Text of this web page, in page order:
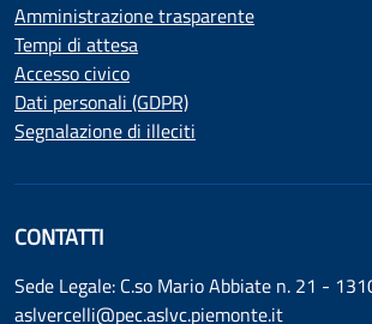
Amministrazione trasparente
Tempi di attesa
Accesso civico
Dati personali (GDPR)
Segnalazione di illeciti
CONTATTI
Sede Legale: C.so Mario Abbiate n. 21 -
aslvercelli@pec.aslvc.piemonte.it